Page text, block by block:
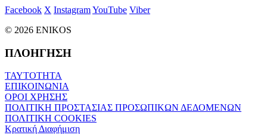
Facebook X InstagramYouTube Viber
© 2026 ENIKOS
ΠΛΟΗΓΗΣΗ
ΤΑΥΤΟΤΗΤΑ
ΕΠΙΚΟΙΝΩΝΙΑ
ΟΡΟΙ ΧΡΗΣΗΣ
ΠΟΛΙΤΙΚΗ ΠΡΟΣΤΑΣΙΑΣ ΠΡΟΣΩΠΙΚΩΝ ΔΕΔΟΜΕΝΩΝ
ΠΟΛΙΤΙΚΗ COOKIES
Κρατική Διαφήμιση